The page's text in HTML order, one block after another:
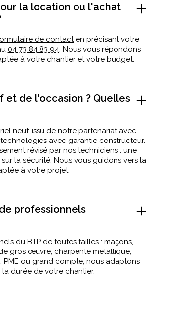
la location ou l'achat
de contacten précisant votre
04 73 84 83 94. Nous vous répondons
à votre chantier et votre budget.
et de l'occasion ? Quelles
neuf, issu de notre partenariat avec
avec garantie constructeur.
révisé par nos techniciens : une
la sécurité. Nous vous guidons vers la
à votre projet.
professionnels
du BTP de toutes tailles : maçons,
gros œuvre, charpente métallique,
PME ou grand compte, nous adaptons
durée de votre chantier.